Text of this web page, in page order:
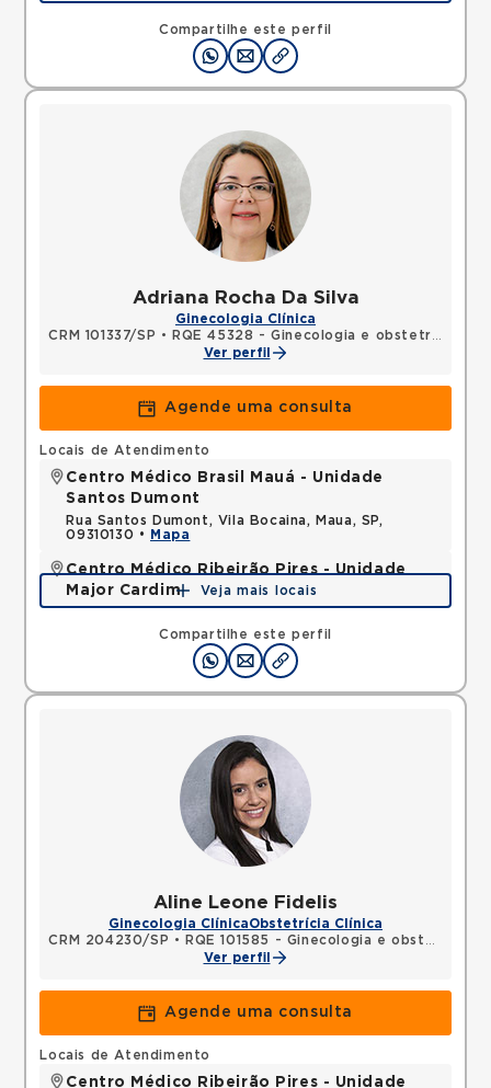
Compartilhe este perfil
Rua Major Cardim, Suissa, Ribeirao Pires, SP,
Mapa
Adriana Rocha Da Silva
Ginecologia Clínica
CRM 101337/SP •
RQE 45328 - Ginecologia e obstetrícia
Ver perfil
Agende uma consulta
Compartilhe este perfil
Locais de Atendimento
Centro Médico Brasil Mauá - Unidade
Santos Dumont
Rua Santos Dumont, Vila Bocaina, Maua, SP,
09310130 •
Mapa
Centro Médico Ribeirão Pires - Unidade
Major Cardim
Rua Major Cardim, Suissa, Ribeirao Pires, SP,
Mapa
Veja mais locais
Aline Leone Fidelis
Ginecologia ClínicaObstetrícia Clínica
CRM 204230/SP •
RQE 101585 - Ginecologia e obstetrícia
Ver perfil
Agende uma consulta
Locais de Atendimento
Centro Médico Ribeirão Pires - Unidade